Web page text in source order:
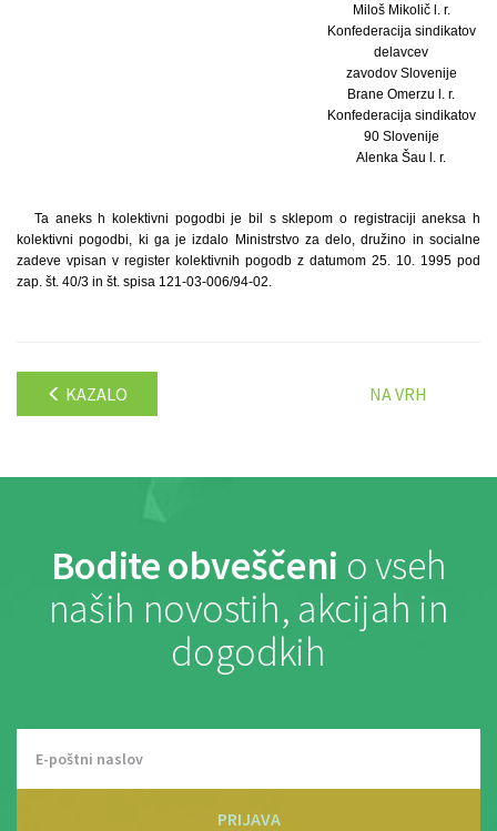
Miloš Mikolič l. r.
Konfederacija sindikatov
delavcev
zavodov Slovenije
Brane Omerzu l. r.
Konfederacija sindikatov
90 Slovenije
Alenka Šau l. r.
Ta aneks h kolektivni pogodbi je bil s sklepom o registraciji aneksa h
kolektivni pogodbi, ki ga je izdalo Ministrstvo za delo, družino in socialne
zadeve vpisan v register kolektivnih pogodb z datumom 25. 10. 1995 pod
zap. št. 40/3 in št. spisa 121-03-006/94-02.
KAZALO NA VRH
Bodite obveščeni o vseh
naših novostih, akcijah in
dogodkih
PRIJAVA